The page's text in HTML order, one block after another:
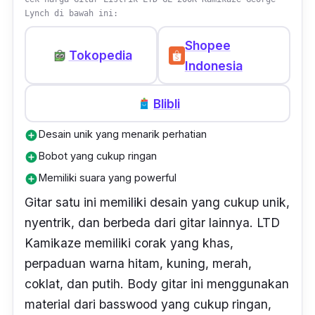
Lynch di bawah ini:
Tokopedia
Shopee
Indonesia
Blibli
add_circleDesain unik yang menarik perhatian
add_circleBobot yang cukup ringan
add_circleMemiliki suara yang powerful
Gitar satu ini memiliki desain yang cukup unik,
nyentrik, dan berbeda dari gitar lainnya. LTD
Kamikaze memiliki corak yang khas,
perpaduan warna hitam, kuning, merah,
coklat, dan putih. Body gitar ini menggunakan
material dari basswood yang cukup ringan,